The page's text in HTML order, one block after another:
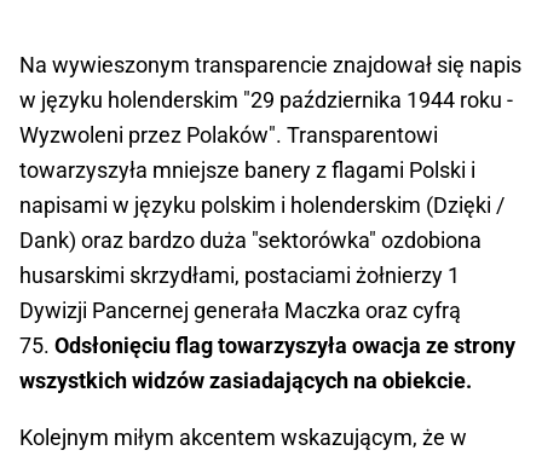
Na wywieszonym transparencie znajdował się napis
w języku holenderskim "29 października 1944 roku -
Wyzwoleni przez Polaków". Transparentowi
towarzyszyła mniejsze banery z flagami Polski i
napisami w języku polskim i holenderskim (Dzięki /
Dank) oraz bardzo duża "sektorówka" ozdobiona
husarskimi skrzydłami, postaciami żołnierzy 1
Dywizji Pancernej generała Maczka oraz cyfrą
75. Odsłonięciu flag towarzyszyła owacja ze strony
wszystkich widzów zasiadających na obiekcie.
Kolejnym miłym akcentem wskazującym, że w